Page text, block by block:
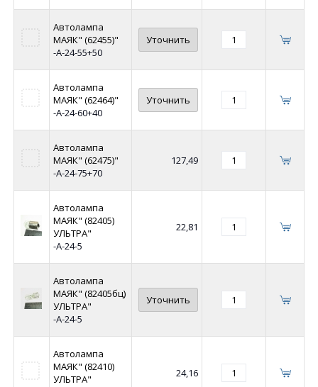
Автолампа
МАЯК" (62455)"
-А-24-55+50
Уточнить
Автолампа
МАЯК" (62464)"
-А-24-60+40
Уточнить
Автолампа
МАЯК" (62475)"
-А-24-75+70
127,49
Автолампа
МАЯК" (82405)
УЛЬТРА"
-А-24-5
22,81
Автолампа
МАЯК" (82405бц)
УЛЬТРА"
-А-24-5
Уточнить
Автолампа
МАЯК" (82410)
УЛЬТРА"
24,16